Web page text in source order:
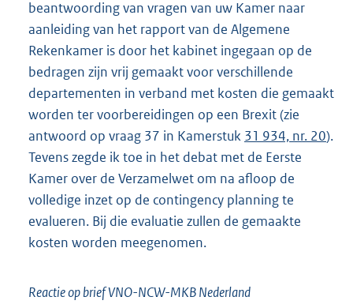
beantwoording van vragen van uw Kamer naar
aanleiding van het rapport van de Algemene
Rekenkamer is door het kabinet ingegaan op de
bedragen zijn vrij gemaakt voor verschillende
departementen in verband met kosten die gemaakt
worden ter voorbereidingen op een Brexit (zie
antwoord op vraag 37 in Kamerstuk 31 934, nr. 20).
Tevens zegde ik toe in het debat met de Eerste
Kamer over de Verzamelwet om na afloop de
volledige inzet op de contingency planning te
evalueren. Bij die evaluatie zullen de gemaakte
kosten worden meegenomen.
Reactie op brief VNO-NCW-MKB Nederland